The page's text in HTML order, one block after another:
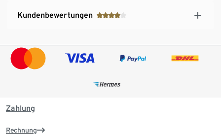
Kundenbewertungen
Zahlung
Rechnung